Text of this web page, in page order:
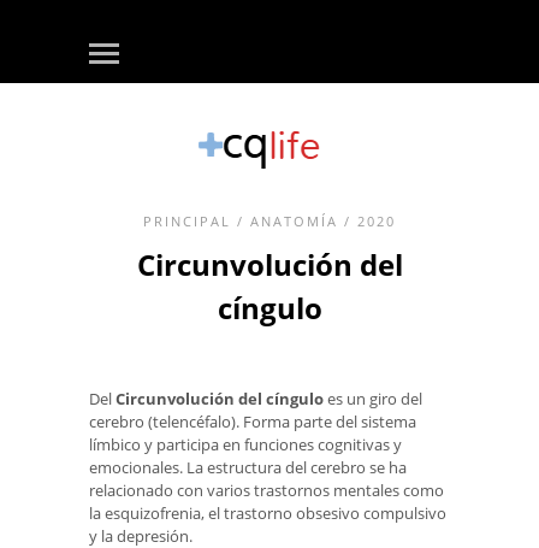
PRINCIPAL / ANATOMÍA / 2020
Circunvolución del
cíngulo
DelCircunvolución del cínguloes un giro del
cerebro (telencéfalo). Forma parte del sistema
límbico y participa en funciones cognitivas y
emocionales. La estructura del cerebro se ha
relacionado con varios trastornos mentales como
la esquizofrenia, el trastorno obsesivo compulsivo
y la depresión.